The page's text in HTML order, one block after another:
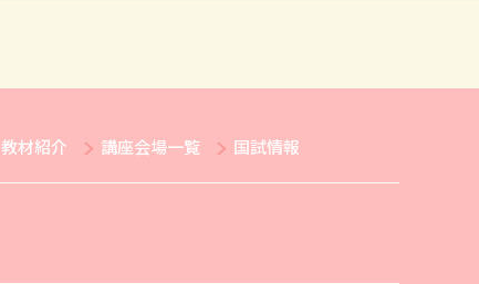
教材紹介 講座会場一覧 国試情報